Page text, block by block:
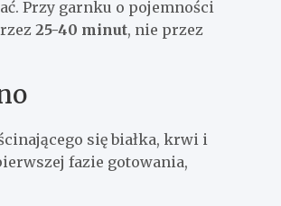
Przy garnku o pojemności
25-40 minut, nie przez
się białka, krwi i
fazie gotowania,